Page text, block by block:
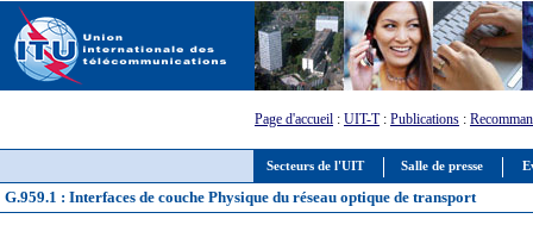
Secteurs de l'UIT Salle de presse
Page d'accueil : UIT-T: Publications :
G.959.1 : Interfaces de couche Physique du réseau optique de transport